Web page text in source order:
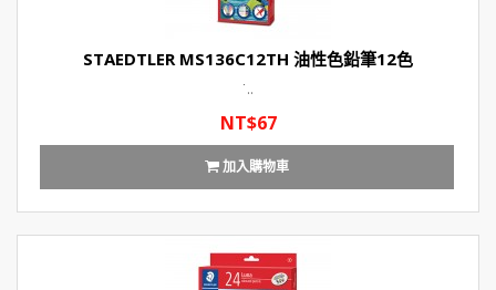
STAEDTLER MS136C12TH 油性色鉛筆12色
˙..
NT$67
加入購物車